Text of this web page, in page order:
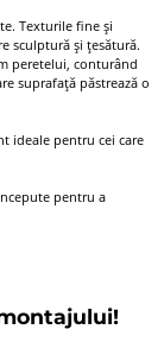
Texturile fine și
sculptură și țesătură.
peretelui, conturând
suprafață păstrează o
ideale pentru cei care
pentru a